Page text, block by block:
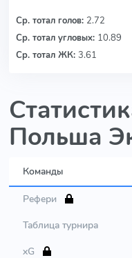
Ср. тотал голов: 2.72
Ср. тотал угловых: 10.89
Ср. тотал ЖК: 3.61
Польша
Команды
Рефери
Таблица турнира
xG